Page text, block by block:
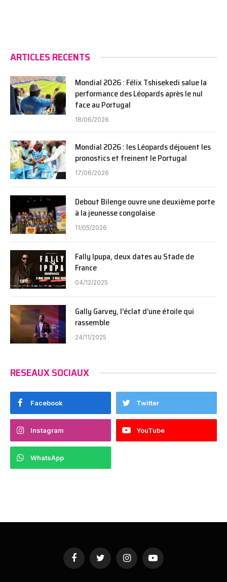
ARTICLES RECENTS
Mondial 2026 : Félix Tshisekedi salue la
performance des Léopards après le nul
face au Portugal
18/06/2026
Mondial 2026 : les Léopards déjouent les
pronostics et freinent le Portugal
17/06/2026
Debout Bilenge ouvre une deuxième porte
à la jeunesse congolaise
11/05/2026
Fally Ipupa, deux dates au Stade de
France
04/12/2025
Gally Garvey, l’éclat d’une étoile qui
rassemble
24/11/2025
RESEAUX SOCIAUX
Facebook Twitter
Instagram YouTube
WhatsApp
FacebookTwitter InstagramYouTube